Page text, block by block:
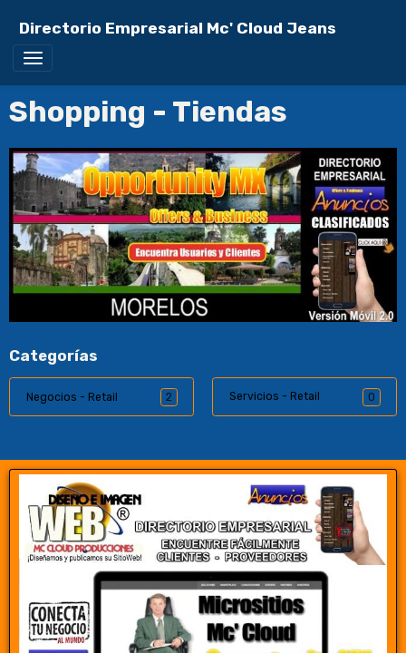
Directorio Empresarial Mc' Cloud Jeans
Shopping - Tiendas
Categorías
Negocios - Retail 2 Servicios - Retail 0